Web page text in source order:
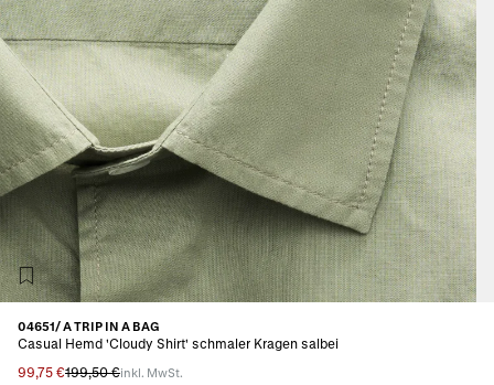
04651/ A TRIP IN A BAG
Casual Hemd 'Cloudy Shirt' schmaler Kragen salbei
99,75 €199,50 €inkl. MwSt.